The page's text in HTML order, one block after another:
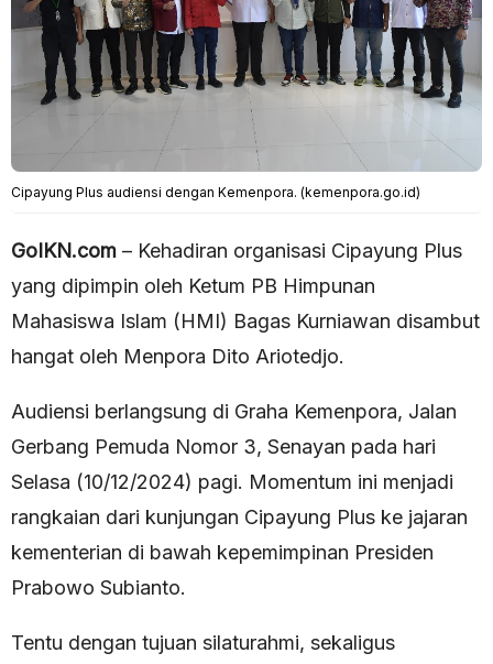
Cipayung Plus audiensi dengan Kemenpora. (kemenpora.go.id)
GoIKN.com – Kehadiran organisasi Cipayung Plus
yang dipimpin oleh Ketum PB Himpunan
Mahasiswa Islam (HMI) Bagas Kurniawan disambut
hangat oleh Menpora Dito Ariotedjo.
Audiensi berlangsung di Graha Kemenpora, Jalan
Gerbang Pemuda Nomor 3, Senayan pada hari
Selasa (10/12/2024) pagi. Momentum ini menjadi
rangkaian dari kunjungan Cipayung Plus ke jajaran
kementerian di bawah kepemimpinan Presiden
Prabowo Subianto.
Tentu dengan tujuan silaturahmi, sekaligus